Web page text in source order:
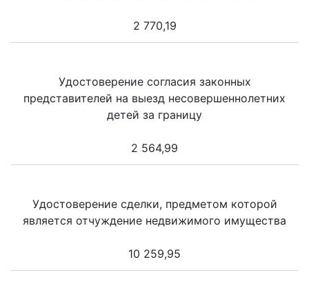
2 770,19
Удостоверение согласия законных
представителей на выезд несовершеннолетних
детей за границу
2 564,99
Удостоверение сделки, предметом которой
является отчуждение недвижимого имущества
10 259,95